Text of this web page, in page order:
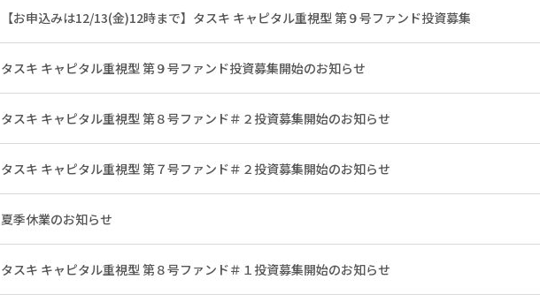
【お申込みは12/13(金)12時まで】タスキ キャピタル重視型 第９号ファンド投資募集
タスキ キャピタル重視型 第９号ファンド投資募集開始のお知らせ
タスキ キャピタル重視型 第８号ファンド＃２投資募集開始のお知らせ
タスキ キャピタル重視型 第７号ファンド＃２投資募集開始のお知らせ
夏季休業のお知らせ
タスキ キャピタル重視型 第８号ファンド＃１投資募集開始のお知らせ